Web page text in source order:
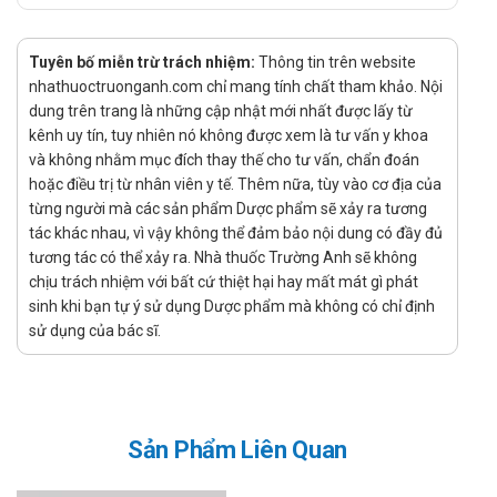
ArtroSupp chỉ nên được sử dụng bởi bác sĩ đối với liệu
pháp tiêm trong khớp. Ống tiêm đã nạp sẵn được đậy
nắp bằng khóa luer và một kim vô trùng có đầu nhọn
phù hợp được vặn vào khóa luer. Sử dụng kim có
đường kính và chiều dài phù hợp tùy thuộc vào vị trí
khớp cần điều trị. Nên sử dụng kim dùng một lần. Loại
bỏ bọt khí khỏi ống tiêm trước khi tiêm.
Quên liều:
Hạn chế quên liều để đảm bảo hiệu quả tốt nhất khi sử
dụng sản phẩm.
Nếu đã quên liều hãy sử dụng ngay khi nhớ ra, không sử
nào của sản phẩm
Tác dụng phụ của ArtroSupp 40mg/ml
Tuyên bố miễn trừ trách nhiệm: Thông tin trên website
nhathuoctruonganh.com chỉ mang tính chất tham khảo. Nội
dung trên trang là những cập nhật mới nhất được lấy từ
kênh uy tín, tuy nhiên nó không được xem là tư vấn y khoa
và không nhằm mục đích thay thế cho tư vấn, chẩn đoán
hoặc điều trị từ nhân viên y tế. Thêm nữa, tùy vào cơ địa của
từng người mà các sản phẩm Dược phẩm sẽ xảy ra tương
tác khác nhau, vì vậy không thể đảm bảo nội dung có đầy đủ
tương tác có thể xảy ra. Nhà thuốc Trường Anh sẽ không
chịu trách nhiệm với bất cứ thiệt hại hay mất mát gì phát
sinh khi bạn tự ý sử dụng Dược phẩm mà không có chỉ định
sử dụng của bác sĩ.
Sản Phẩm Liên Quan